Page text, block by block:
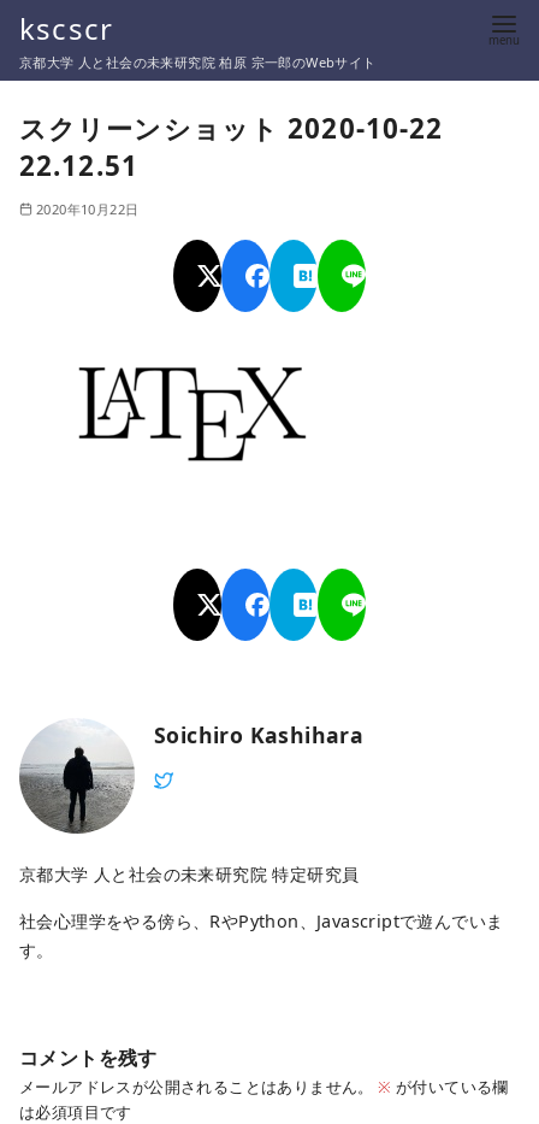
テ
kscscr
京都大学 人と社会の未来研究院 柏原 宗一郎のWebサイト
スクリーンショット 2020-10-22
22.12.51
2020年10月22日
Soichiro Kashihara
京都大学 人と社会の未来研究院 特定研究員
社会心理学をやる傍ら、RやPython、Javascriptで遊んでいま
す。
コメントを残す
メールアドレスが公開されることはありません。 ※ が付いている欄
は必須項目です